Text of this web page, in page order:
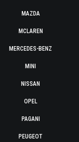
MAZDA
MCLAREN
MERCEDES-BENZ
MINI
NISSAN
OPEL
PAGANI
PEUGEOT